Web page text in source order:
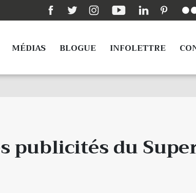
MÉDIAS BLOGUE INFOLETTRE
publicités du